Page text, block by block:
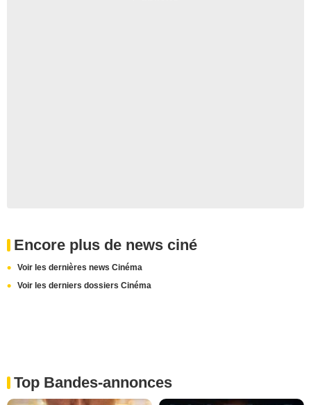
Encore plus de news ciné
Voir les dernières news Cinéma
Voir les derniers dossiers Cinéma
Top Bandes-annonces